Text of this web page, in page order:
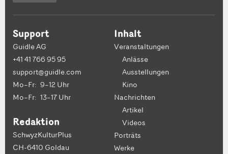
Support
Guidle AG
+41 41 766 95 95
support@guidle.com
Mo–Fr: 9–12 Uhr
Mo–Fr: 13–17 Uhr
Redaktion
SchwyzKulturPlus
CH-6410 Goldau
Inhalt
Veranstaltungen
Anlässe
Ausstellungen
Kino
Nachrichten
Artikel
Videos
Porträts
Werke